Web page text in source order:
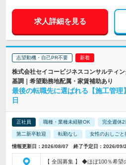
求人詳細を見る
志望動機・自己PR不要
株式会社セイコービジネスコンサルティ
基調｜希望勤務地配属・家賃補助あり
最後の転職先に選ばれる【施工管
日
正社員 職種・業種未経験OK 完全週休2
第二新卒歓迎 転勤なし 女性のおしごと
情報更新日：2026/08/07 終了予定日：2026/09/
【 全国募集 】 ◆ほぼ100％希